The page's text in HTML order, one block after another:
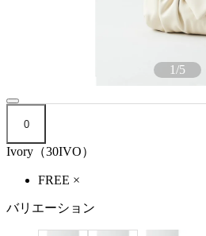
1/5
0
Ivory（30IVO）
FREE ×
バリエーション